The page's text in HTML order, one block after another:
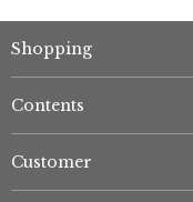
Shopping
Contents
Customer